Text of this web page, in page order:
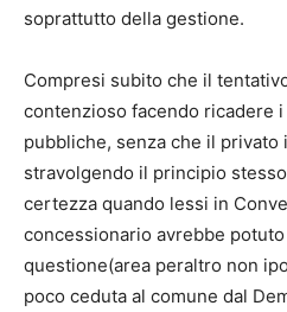
soprattutto della gestione.
Compresi subito che il
contenzioso facendo ricadere
pubbliche, senza che il
stravolgendo il principio
certezza quando lessi in
concessionario avrebbe potuto
questione(area peraltro non
poco ceduta al comune dal